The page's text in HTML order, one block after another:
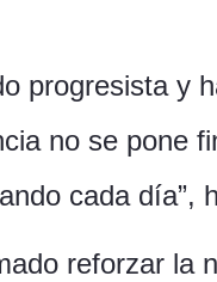
progresista y
no se pone
cada día”,
reforzar la